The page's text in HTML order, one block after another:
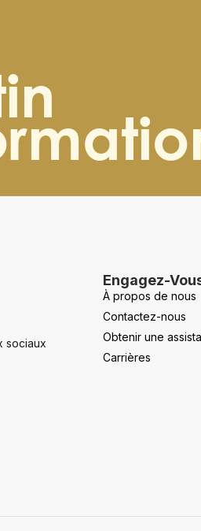
sociaux
Engagez-
À propos de nous
Contactez-nous
Obtenir une
Carrières